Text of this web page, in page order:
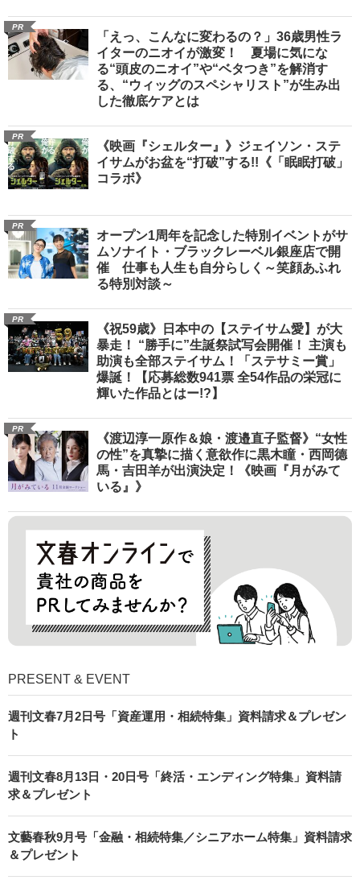
PR
「えっ、こんなに変わるの？」36歳男性ラ
イターのニオイが激変！ 夏場に気にな
る“頭皮のニオイ”や“ベタつき”を解消す
る、“ウィッグのスペシャリスト”が生み出
した徹底ケアとは
PR
《映画『シェルター』》ジェイソン・ステ
イサムがお盆を“打破”する!!《「眠眠打破」
コラボ》
PR
オープン1周年を記念した特別イベントがサ
ムソナイト・ブラックレーベル銀座店で開
催 仕事も人生も自分らしく～笑顔あふれ
る特別対談～
PR
《祝59歳》日本中の【ステイサム愛】が大
暴走！ “勝手に”生誕祭試写会開催！ 主演も
助演も全部ステイサム！「ステサミー賞」
爆誕！【応募総数941票 全54作品の栄冠に
輝いた作品とはー!?】
PR
《渡辺淳一原作＆娘・渡邉直子監督》“女性
の性”を真摯に描く意欲作に黒木瞳・西岡德
馬・吉田羊が出演決定！《映画『月がみて
いる』》
PRESENT & EVENT
週刊文春7月2日号「資産運用・相続特集」資料請求＆プレゼン
ト
週刊文春8月13日・20日号「終活・エンディング特集」資料請
求＆プレゼント
文藝春秋9月号「金融・相続特集／シニアホーム特集」資料請求
＆プレゼント